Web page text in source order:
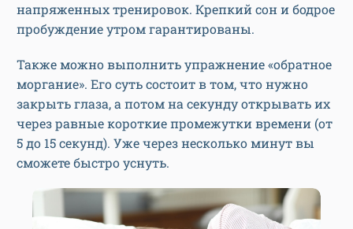
напряженных тренировок. Крепкий сон и бодрое
пробуждение утром гарантированы.
Также можно выполнить упражнение «обратное
моргание». Его суть состоит в том, что нужно
закрыть глаза, а потом на секунду открывать их
через равные короткие промежутки времени (от
5 до 15 секунд). Уже через несколько минут вы
сможете быстро уснуть.